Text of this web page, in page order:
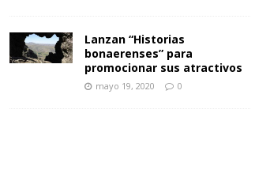
Lanzan “Historias
bonaerenses” para
promocionar sus atractivos
mayo 19, 2020 0